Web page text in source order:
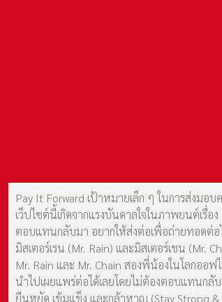
Pay It Forward เป้าหมายเล็ก ๆ ในการส่งมอ
เว็ปไซต์นี้เกิดจากแรงบันดาลใจในภาพยนต์เรื่
ตอบแทนกลับมา อยากให้ส่งต่อเพื่อถ่ายทอดต่อ
มิสเตอร์เรน (Mr. Rain) และมิสเตอร์เชน (Mr.
Mr. Rain และ Mr. Chain สองพี่น้องในโลกออ
นำไปเผยแพร่ต่อได้เลยโดยไม่ต้องตอบแทนกลั
ยืนหยัด เข้มแข็ง และกล้าหาญ (Stay Strong &